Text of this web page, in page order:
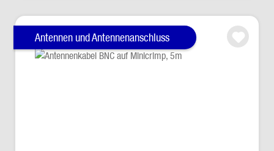
Antennen und Antennenanschluss